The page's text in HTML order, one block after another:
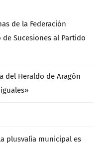
de la Federación
Sucesiones al Partido
del Heraldo de Aragón
plusvalía municipal es